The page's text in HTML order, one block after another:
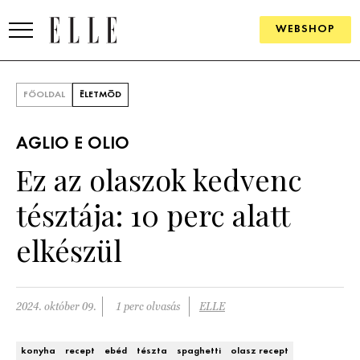
WEBSHOP
SZÉPSÉG
ÉLETMÓD
PÁRKAPCSOLAT
FŐOLDAL ÉLETMÓD
AGLIO E OLIO
Ez az olaszok kedvenc
tésztája: 10 perc alatt
elkészül
2024. október 09. 1 perc olvasás ELLE
konyha recept ebéd tészta spaghetti olasz recept